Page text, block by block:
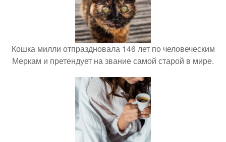
Кошка милли отпраздновала 146 лет по человеческим
Меркам и претендует на звание самой старой в мире.